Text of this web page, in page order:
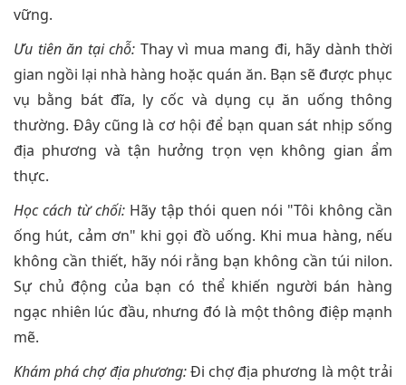
vững.
Ưu tiên ăn tại chỗ: Thay vì mua mang đi, hãy dành thời
gian ngồi lại nhà hàng hoặc quán ăn. Bạn sẽ được phục
vụ bằng bát đĩa, ly cốc và dụng cụ ăn uống thông
thường. Đây cũng là cơ hội để bạn quan sát nhịp sống
địa phương và tận hưởng trọn vẹn không gian ẩm
thực.
Học cách từ chối: Hãy tập thói quen nói "Tôi không cần
ống hút, cảm ơn" khi gọi đồ uống. Khi mua hàng, nếu
không cần thiết, hãy nói rằng bạn không cần túi nilon.
Sự chủ động của bạn có thể khiến người bán hàng
ngạc nhiên lúc đầu, nhưng đó là một thông điệp mạnh
mẽ.
Khám phá chợ địa phương:Đi chợ địa phương là một trải